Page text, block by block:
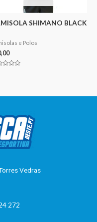
SHIMANO BLACK
e Polos
Vedras
272